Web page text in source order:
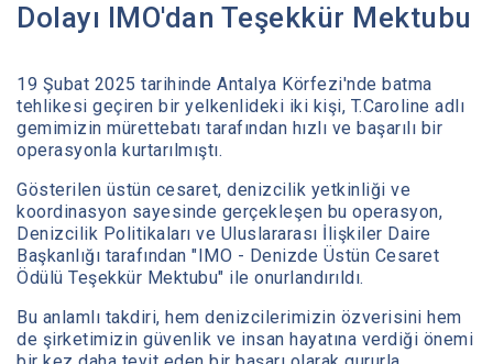
Dolayı IMO'dan Teşekkür Mektubu
19 Şubat 2025 tarihinde Antalya Körfezi'nde batma
tehlikesi geçiren bir yelkenlideki iki kişi, T.Caroline adlı
gemimizin mürettebatı tarafından hızlı ve başarılı bir
operasyonla kurtarılmıştı.
Gösterilen üstün cesaret, denizcilik yetkinliği ve
koordinasyon sayesinde gerçekleşen bu operasyon,
Denizcilik Politikaları ve Uluslararası İlişkiler Daire
Başkanlığı tarafından "IMO - Denizde Üstün Cesaret
Ödülü Teşekkür Mektubu" ile onurlandırıldı.
Bu anlamlı takdiri, hem denizcilerimizin özverisini hem
de şirketimizin güvenlik ve insan hayatına verdiği önemi